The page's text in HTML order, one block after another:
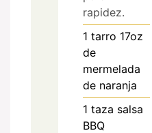
rapidez.
1 tarro 17oz
de
mermelada
de naranja
1 taza salsa
BBQ